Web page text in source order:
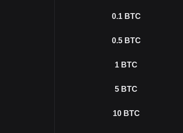
0.1 BTC
0.5 BTC
1 BTC
5 BTC
10 BTC